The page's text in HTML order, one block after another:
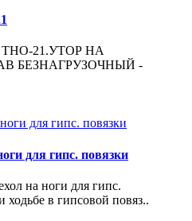
ТНО-21.УТОР НА
БЕЗНАГРУЗОЧНЫЙ -
для гипс. повязки
на ноги для гипс.
ходьбе в гипсовой повяз..